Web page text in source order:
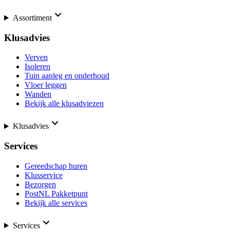
Assortiment
Klusadvies
Verven
Isoleren
Tuin aanleg en onderhoud
Vloer leggen
Wanden
Bekijk alle klusadviezen
Klusadvies
Services
Gereedschap huren
Klusservice
Bezorgen
PostNL Pakketpunt
Bekijk alle services
Services